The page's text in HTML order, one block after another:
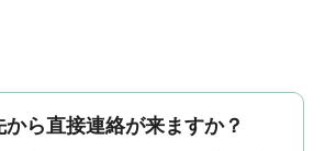
ら直接連絡が来ますか？